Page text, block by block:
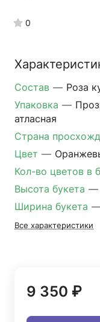
0
Состав — Роза
Упаковка —
атласная
Страна
Цвет —
Кол-во цветов в
Высота букета —
Ширина букета
Все характеристики
9 350 ₽